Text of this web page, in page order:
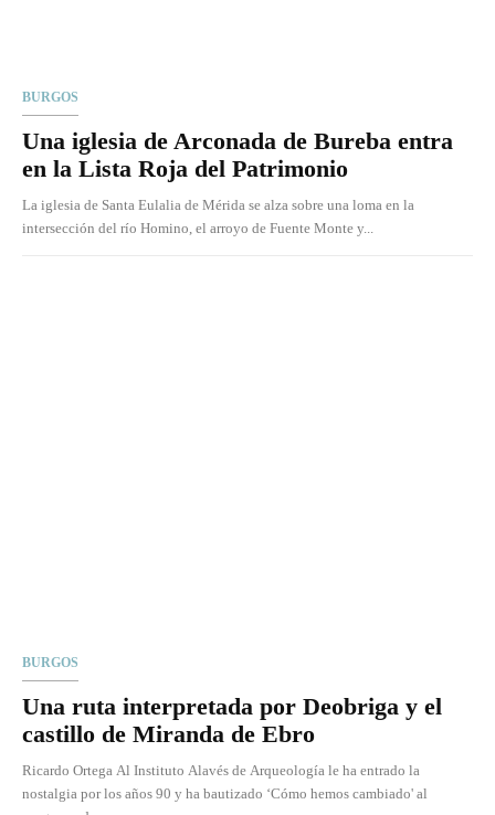
BURGOS
Una iglesia de Arconada de Bureba entra
en la Lista Roja del Patrimonio
La iglesia de Santa Eulalia de Mérida se alza sobre una loma en la
intersección del río Homino, el arroyo de Fuente Monte y...
BURGOS
Una ruta interpretada por Deobriga y el
castillo de Miranda de Ebro
Ricardo Ortega Al Instituto Alavés de Arqueología le ha entrado la
nostalgia por los años 90 y ha bautizado ‘Cómo hemos cambiado' al